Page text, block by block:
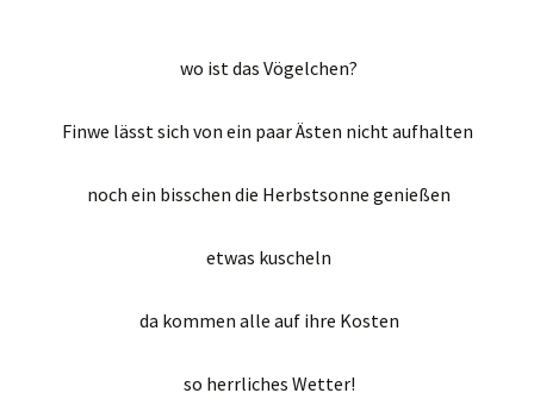
wo ist das Vögelchen?
Finwe lässt sich von ein paar Ästen nicht aufhalten
noch ein bisschen die Herbstsonne genießen
etwas kuscheln
da kommen alle auf ihre Kosten
so herrliches Wetter!